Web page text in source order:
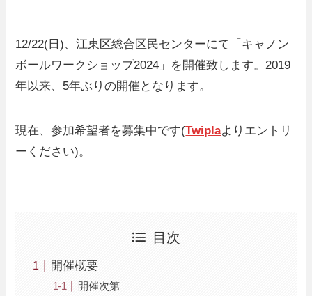
12/22(日)、江東区総合区民センターにて「キャノン
ボールワークショップ2024」を開催致します。2019
年以来、5年ぶりの開催となります。
現在、参加希望者を募集中です(Twiplaよりエントリ
ーください)。
目次
開催概要
開催次第